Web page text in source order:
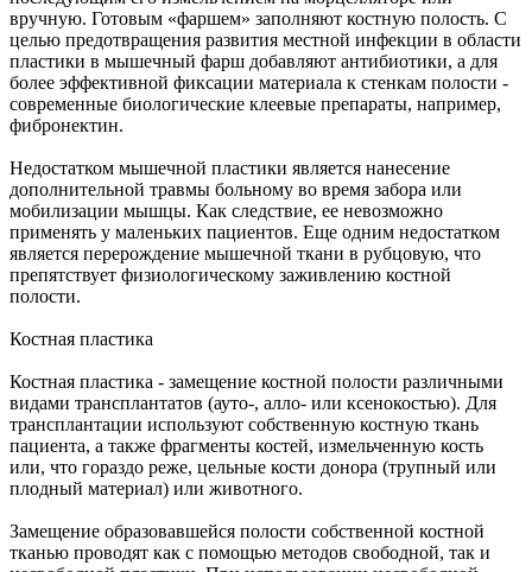
вручную. Готовым «фаршем» заполняют костную полость. С
целью предотвращения развития местной инфекции в области
пластики в мышечный фарш добавляют антибиотики, а для
более эффективной фиксации материала к стенкам полости -
современные биологические клеевые препараты, например,
фибронектин.
Недостатком мышечной пластики является нанесение
дополнительной травмы больному во время забора или
мобилизации мышцы. Как следствие, ее невозможно
применять у маленьких пациентов. Еще одним недостатком
является перерождение мышечной ткани в рубцовую, что
препятствует физиологическому заживлению костной
полости.
Костная пластика
Костная пластика - замещение костной полости различными
видами трансплантатов (ауто-, алло- или ксенокостью). Для
трансплантации используют собственную костную ткань
пациента, а также фрагменты костей, измельченную кость
или, что гораздо реже, цельные кости донора (трупный или
плодный материал) или животного.
Замещение образовавшейся полости собственной костной
тканью проводят как с помощью методов свободной, так и